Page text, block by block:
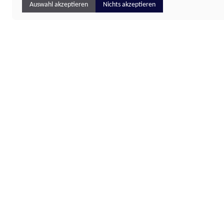
Auswahl akzeptieren Nichts akzeptieren